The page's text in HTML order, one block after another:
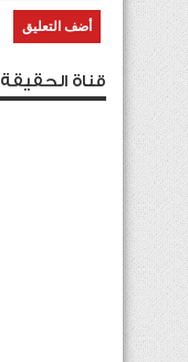
قناة الحقيقة